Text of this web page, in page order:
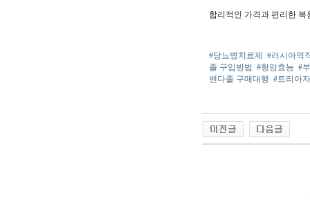
합리적인 가격과 편리한
#당뇨병치료제
#러시아역
졸 구입방법 #항암효능 #
벤다졸 구매대행 #트리아